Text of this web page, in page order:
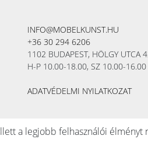
INFO@MOBELKUNST.HU
+36 30 294 6206
1102 BUDAPEST, HÖLGY UTCA
H-P 10.00-18.00, SZ 10.00-16.00
ADATVÉDELMI NYILATKOZAT
a legjobb felhasználói